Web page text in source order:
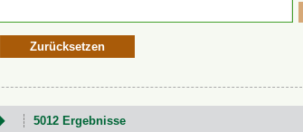
Zurücksetzen
5012 Ergebnisse